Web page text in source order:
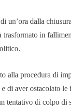
un’ora dalla
trasformato in
alla procedura di
di aver ostacolato
tentativo di colpo di